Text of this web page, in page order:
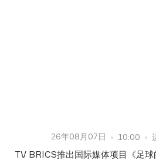
26年08月07日 10:00
TV BRICS推出国际媒体项目《足